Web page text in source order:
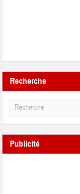
Recherche
Publicité